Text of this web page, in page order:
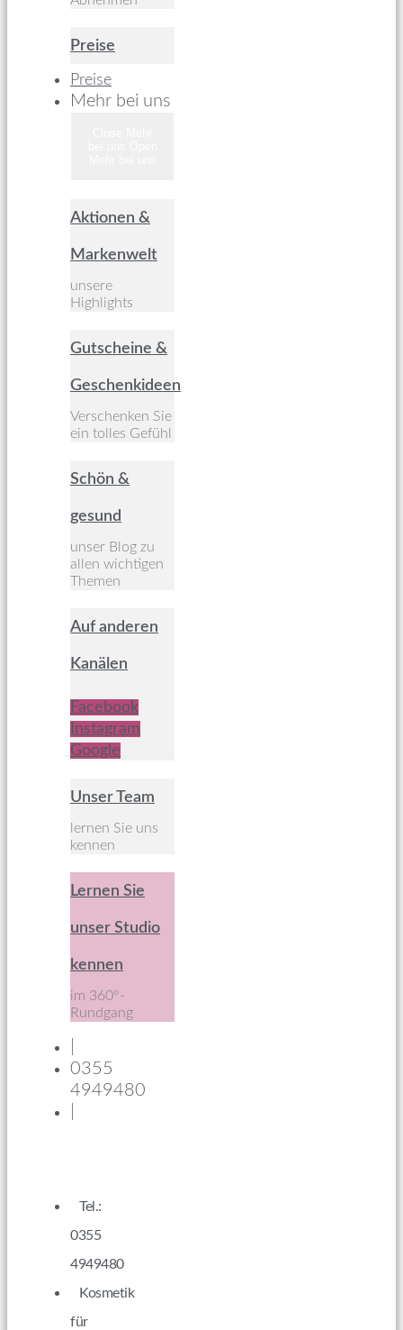
Preise
Preise
Mehr bei uns
Aktionen &
Markenwelt
unsere
Highlights
Gutscheine &
Geschenkideen
Verschenken Sie
ein tolles Gefühl
Schön &
gesund
unser Blog zu
allen wichtigen
Themen
Auf anderen
Kanälen
Facebook
Instagram
Google
Unser Team
lernen Sie uns
kennen
Lernen Sie
unser Studio
kennen
im 360°-
Rundgang
0355
4949480
Tel.:
0355
4949480
Kosmetik
für